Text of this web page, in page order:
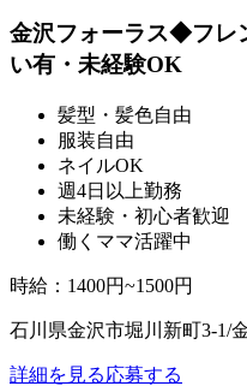
金沢フォーラス◆フレ
い有・未経験OK
髪型・髪色自由
服装自由
ネイルOK
週4日以上勤務
未経験・初心者歓迎
働くママ活躍中
時給 ： 1400円~1500円
石川県金沢市堀川新町3-1/
詳細を見る応募する